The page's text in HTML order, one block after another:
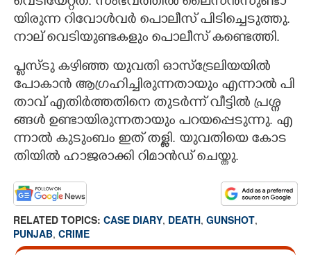
യി​രു​ന്ന റി​വോ​ൾ​വ​ർ പൊ​ലീ​സ് പി​ടി​ച്ചെ​ടു​ത്തു.
നാ​ല് വെ​ടി​യു​ണ്ട​ക​ളും പൊ​ലീ​സ് കണ്ടെത്തി.
പ്ല​സ്ടു ക​ഴി​ഞ്ഞ യു​വ​തി ഓ​സ്ട്രേ​ലി​യ​യി​ൽ
പോ​കാ​ൻ ആ​ഗ്ര​ഹി​ച്ചി​രു​ന്ന​താ​യും എ​ന്നാ​ൽ പി​
താ​വ് എ​തി​ർ​ത്ത​തി​നെ തു​ട​ർ​ന്ന് വീ​ട്ടി​ൽ പ്ര​ശ്ന​
ങ്ങ​ൾ ഉ​ണ്ടാ​യി​രു​ന്ന​താ​യും പ​റ​യ​പ്പെ​ടു​ന്നു. എ​
ന്നാ​ൽ കു​ടും​ബം ഇ​ത് ത​ള്ളി. യു​വ​തി​യെ കോ​ട​
തി​യി​ൽ ഹാ​ജ​രാ​ക്കി റി​മാ​ൻ​ഡ് ചെ​യ്തു.
RELATED TOPICS: CASE DIARY, DEATH, GUNSHOT,
PUNJAB, CRIME